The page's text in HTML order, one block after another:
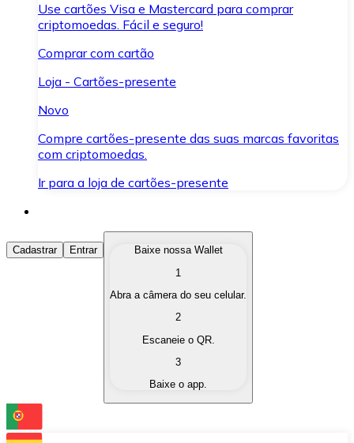
Use cartões Visa e Mastercard para comprar
criptomoedas. Fácil e seguro!
Comprar com cartão
Loja - Cartões-presente
Novo
Compre cartões-presente das suas marcas favoritas
com criptomoedas.
Ir para a loja de cartões-presente
Comprar Criptomoedas
Compre as criptomoedas de seu interesse de forma
Converta suas criptomoedas em moeda fiduciária
Troque uma criptomoeda por outra
Cadastrar Entrar
Baixe nossa Wallet
1
Abra a câmera do seu celular.
2
Escaneie o QR.
3
Baixe o app.